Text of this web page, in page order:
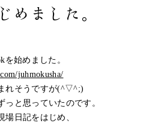
めました。
を始めました。
juhmokusha/
れそうですが(^▽^;)
っと思っていたのです。
場日記をはじめ、